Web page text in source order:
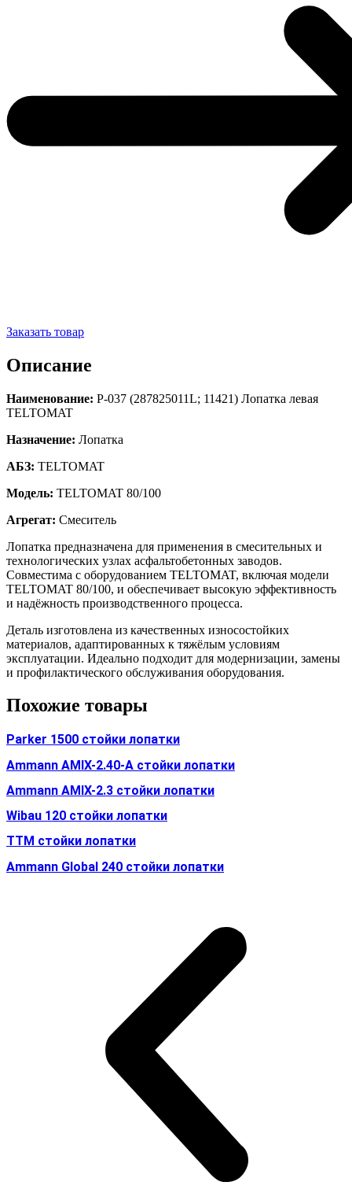
Заказать товар
Описание
Наименование: Р-037 (287825011L; 11421) Лопатка левая
TELTOMAT
Назначение: Лопатка
АБЗ: TELTOMAT
Модель: TELTOMAT 80/100
Агрегат: Смеситель
Лопатка предназначена для применения в смесительных и
технологических узлах асфальтобетонных заводов.
Совместима с оборудованием TELTOMAT, включая модели
TELTOMAT 80/100, и обеспечивает высокую эффективность
и надёжность производственного процесса.
Деталь изготовлена из качественных износостойких
материалов, адаптированных к тяжёлым условиям
эксплуатации. Идеально подходит для модернизации, замены
и профилактического обслуживания оборудования.
Похожие товары
Parker 1500 стойки лопатки
Ammann AMIX-2.40-A стойки лопатки
Ammann AMIX-2.3 стойки лопатки
Wibau 120 стойки лопатки
TTM стойки лопатки
Ammann Global 240 стойки лопатки